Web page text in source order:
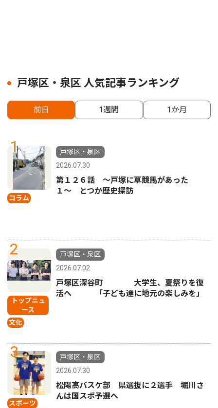
戸塚区・泉区 人気記事ランキング
前日 1週間 1か月
1
コラム
戸塚区・泉区
2026.07.30
第１２６話 〜戸塚に草競馬があった
１〜 とつか歴史探訪
2
トップニュ
ース
文化
戸塚区・泉区
2026.07.02
戸塚区深谷町 大学生、夏祭りを復
活へ 「子ども達に地元の楽しみを」
3
スポーツ
戸塚区・泉区
2026.07.30
松陽高バスケ部 県選抜に２選手 堀川さ
んは国スポ予選へ